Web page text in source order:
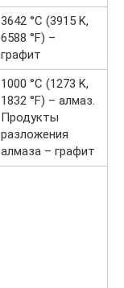
3642 °C (3915 K,
6588 °F) –
графит
1000 °C (1273 K,
1832 °F) – алмаз.
Продукты
разложения
алмаза – графит